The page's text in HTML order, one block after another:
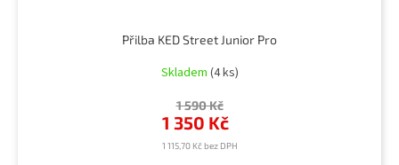
Přilba KED Street Junior Pro
Skladem (4 ks)
1 115,70 Kč bez DPH
1 350 Kč
1 590 Kč